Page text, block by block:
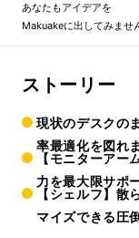
あなたもアイデアを
Makuakeに出してみませ
ストーリー
現状のデスクの
率最適化を図れ
【モニターア
力を最大限サポ
【シェルフ】散
マイズできる圧